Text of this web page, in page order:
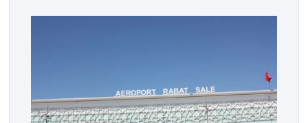
بنسبة 1 في المائة إلى 4285,69 دولارا للأوقية، مسجلا أعلى